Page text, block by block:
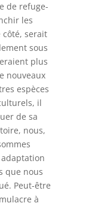
de refuge-
les
côté, serait
sous
plus
nouveaux
espèces
il
de sa
nous,
que nous
Peut-être
à